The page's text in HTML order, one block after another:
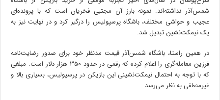
شمس‌آذر نداشته‌اند. نمونه بارز آن مجتبی فخریان است که با پرونده‌ای
عجیب و حواشی مختلف، باشگاه پرسپولیس را درگیر کرد و در نهایت نیز به
یک نیمکت‌نشین تبدیل شد.
در همین راستا، باشگاه شمس‌آذر قیمت مدنظر خود برای صدور رضایت‌نامه
فرزین معامله‌گری را اعلام کرده که رقمی در حدود ۳۵۰ هزار دلار است. مبلغی
که با توجه به احتمال نیمکت‌نشینی این بازیکن در پرسپولیس، بسیاری بالا و
غیرمنطقی به نظر می‌رسد.